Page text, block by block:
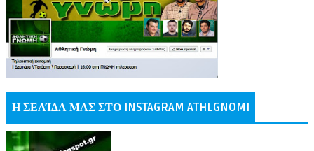
Η ΣΕΛΊΔΑ ΜΑΣ ΣΤΟ INSTAGRAM ATHLGNOMI